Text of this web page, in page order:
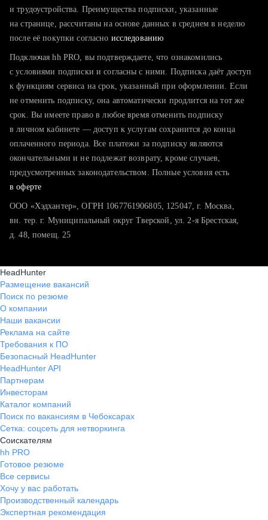
тратите много времени на поиск и вручную поднимаете
хотите сравнить себя с конкурентами и оценить шансы
и трудоустройства. Преимущества подписки, указанные
на странице, рассчитаны на основе данных в среднем в неделю
после её покупки согласно исследованию
Подключая hh PRO, вы подтверждаете, что ознакомились
с условиями подписки и согласны с ними. Подписка даёт доступ
к функциям сервиса на срок, указанный при оформлении. Если
не отменить подписку, она автоматически продлится на тот же
срок. Вы имеете право в любое время отменить подписку
в личном кабинете — доступ к услугам сохранится до конца
оплаченного периода. Все платежи за подписку являются
окончательными и не подлежат возврату, кроме случаев,
предусмотренных законодательством. Полные условия есть
в оферте
ООО «Хэдхантер», ОГРН 1067761906805, 125047, г. Москва,
вн. тер. г. Муниципальный округ Тверской, ул. 2-я Брестская,
д. 48, помещ. 25
HeadHunter
Размещение вакансий
Поиск по резюме
О компании
Наши вакансии
Реклама на сайте
Требования к ПО
Безопасный HeadHunter
HeadHunter API
Партнерам
Инвесторам
Каталог компаний
Поиск по вакансиям в Чебоксарах
Сетка: соцсеть для нетворкинга
Соискателям
hh PRO
Готовое резюме
Все сервисы
Хочу у вас работать
Производственный календарь
Экспертная рекомендация